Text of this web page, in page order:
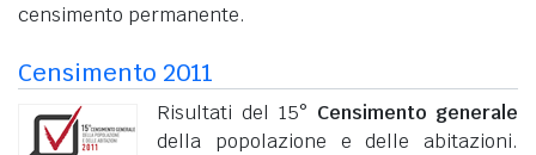
censimento permanente.
Censimento 2011
Risultati del 15° Censimento generale
della popolazione e delle abitazioni.